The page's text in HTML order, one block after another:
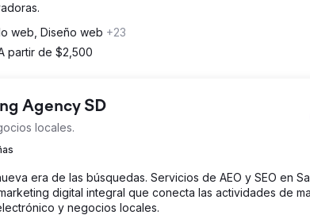
web, Diseño web +23
partir de $2,500
Agency SD
locales.
era de las búsquedas. Servicios de AEO y SEO en
digital integral que conecta las actividades de
y negocios locales.